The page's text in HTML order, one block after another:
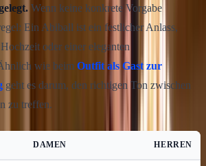
Wenn keine konkrete Vorgabe
Ein Abiball ist ein festlicher Anlass,
oder einer eleganten
wie beim Outfit als Gast zur
geht es darum, den richtigen Ton zwischen
zu treffen.
DAMEN HERREN